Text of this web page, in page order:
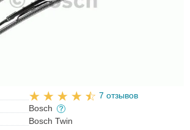
7 отзывов
Bosch
Bosch Twin